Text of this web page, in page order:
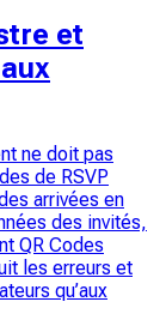
et
ne doit pas
de RSVP
arrivées en
des invités,
QR Codes
les erreurs et
qu’aux